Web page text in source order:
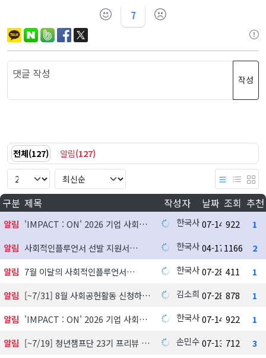
7
작성
전체(127) 알림(127)
구분 제목 작성자 날짜 조회 추천
알림 'IMPACT : ON' 2026 기업 사회공헌 실천사례 발굴 지원사업 참여기업 모집 한국사회공헌협회
07-14 922
1
알림
사회적인플루언서 선발 지원서 한국사회공헌협회
04-17 1166
2
알림
7월 이달의 사회적인플루언서 한국사회공헌협회
07-28 411
1
알림
[~7/31] 8월 사회공헌활동 신청하기 김소희 07-28 878
1
알림
'IMPACT : ON' 2026 기업 사회공헌 실천사례 발굴 지원사업 참여기업 모집 한국사회공헌협회
07-14 922
1
알림
[~7/19] 청년챔프단 23기 프리뷰 신청하기 손민수07-13 712
3